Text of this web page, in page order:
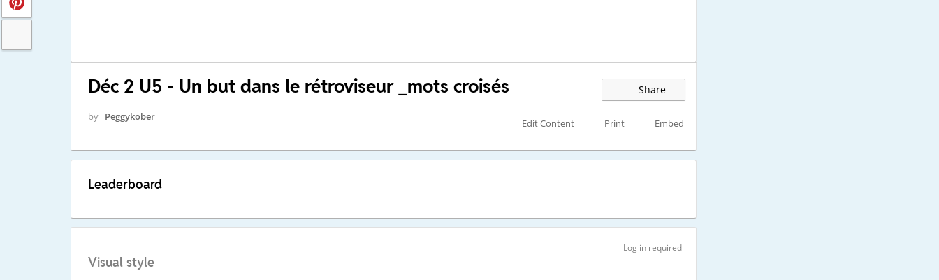
Déc 2 U5 - Un but dans le rétroviseur _mots croisés Share
by Peggykober
Edit Content Print Embed
Leaderboard
Log in required
Visual style